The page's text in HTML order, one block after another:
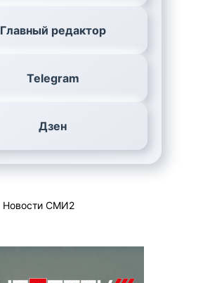
Главный редактор
Telegram
Дзен
Новости СМИ2